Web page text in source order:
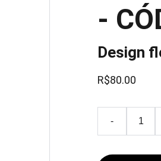
-
Design
R$80.00
-